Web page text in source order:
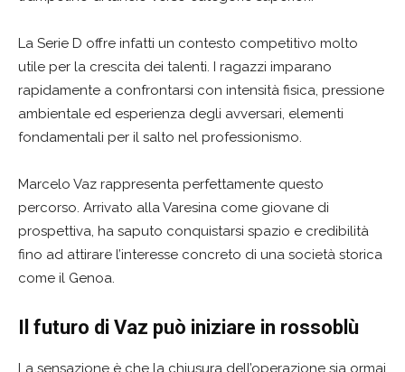
La Serie D offre infatti un contesto competitivo molto
utile per la crescita dei talenti. I ragazzi imparano
rapidamente a confrontarsi con intensità fisica, pressione
ambientale ed esperienza degli avversari, elementi
fondamentali per il salto nel professionismo.
Marcelo Vaz rappresenta perfettamente questo
percorso. Arrivato alla Varesina come giovane di
prospettiva, ha saputo conquistarsi spazio e credibilità
fino ad attirare l’interesse concreto di una società storica
come il Genoa.
Il futuro di Vaz può iniziare in rossoblù
La sensazione è che la chiusura dell’operazione sia ormai